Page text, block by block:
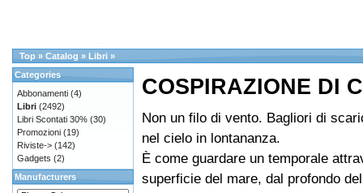
Top » Catalog » Libri »
COSPIRAZIONE DI
Non un filo di vento. Bagliori di
nel cielo in lontananza.
È come guardare un temporale
superficie del mare, dal profondo
Categories
Abbonamenti (4)
Libri (2492)
Libri Scontati 30% (30)
Promozioni (19)
Riviste-> (142)
Gadgets (2)
Manufacturers